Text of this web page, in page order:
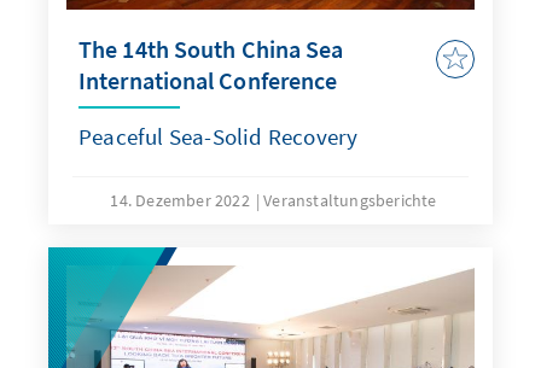
The 14th South China Sea
International Conference
Peaceful Sea-Solid Recovery
14. Dezember 2022 Veranstaltungsberichte